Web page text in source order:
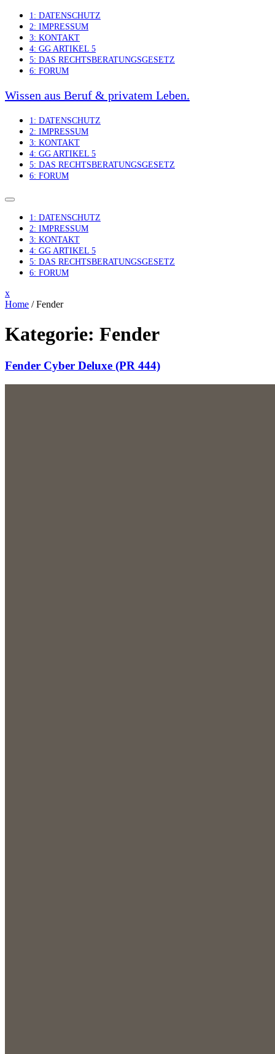
Skip
content
1: DATENSCHUTZ
2: IMPRESSUM
3: KONTAKT
4: GG ARTIKEL 5
5: DAS RECHTSBERATUNGSGESETZ
6: FORUM
Wissen aus Beruf & privatem Leben.
1: DATENSCHUTZ
2: IMPRESSUM
3: KONTAKT
4: GG ARTIKEL 5
5: DAS RECHTSBERATUNGSGESETZ
6: FORUM
1: DATENSCHUTZ
2: IMPRESSUM
3: KONTAKT
4: GG ARTIKEL 5
5: DAS RECHTSBERATUNGSGESETZ
6: FORUM
xClose
Menu
Home /Fender
Kategorie: Fender
Fender Cyber Deluxe (PR 444)